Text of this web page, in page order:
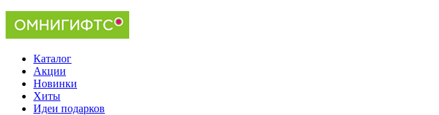
Каталог
Акции
Новинки
Хиты
Идеи подарков